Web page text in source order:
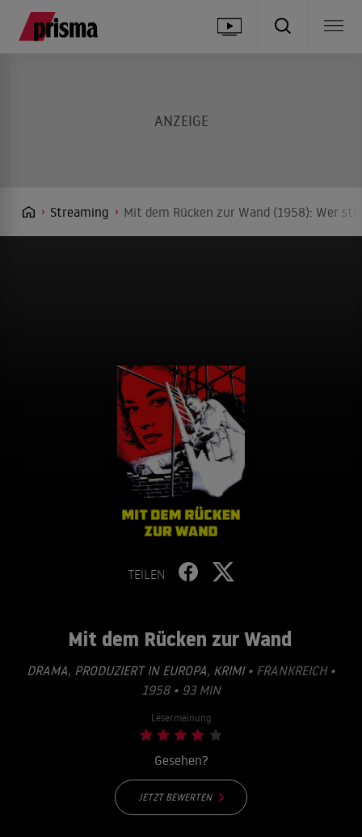
Streaming Mit dem Rücken zur Wand (1958): Wer
TEILEN
Mit dem Rücken zur Wand
DRAMA, PRODUZIERT IN EUROPA, KRIMI• FRANKREICH •
1958 • 93 MIN
Lesermeinung
Gesehen?
JETZT BEWERTEN